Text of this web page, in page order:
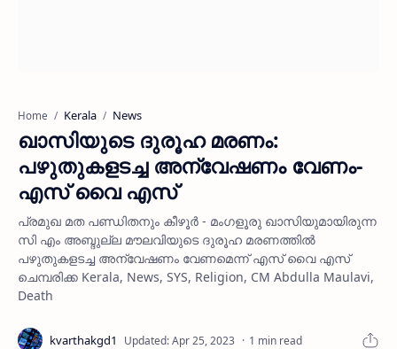
Home Kerala News
ഖാസിയുടെ ദുരൂഹ മരണം:
പഴുതുകളടച്ച അന്വേഷണം വേണം-
എസ് വൈ എസ്
പ്രമുഖ മത പണ്ഡിതനും കീഴൂര്‍ - മംഗളൂരു ഖാസിയുമായിരുന്ന
സി എം അബ്ദുല്ല മൗലവിയുടെ ദുരൂഹ മരണത്തില്‍
പഴുതുകളടച്ച അന്വേഷണം വേണമെന്ന് എസ് വൈ എസ്
ചെമ്പരിക്ക Kerala, News, SYS, Religion, CM Abdulla Maulavi,
Death
1 min read